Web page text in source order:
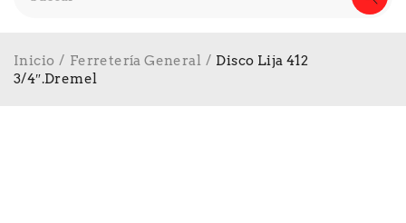
Inicio / Ferretería General / Disco Lija 412
3/4″.Dremel